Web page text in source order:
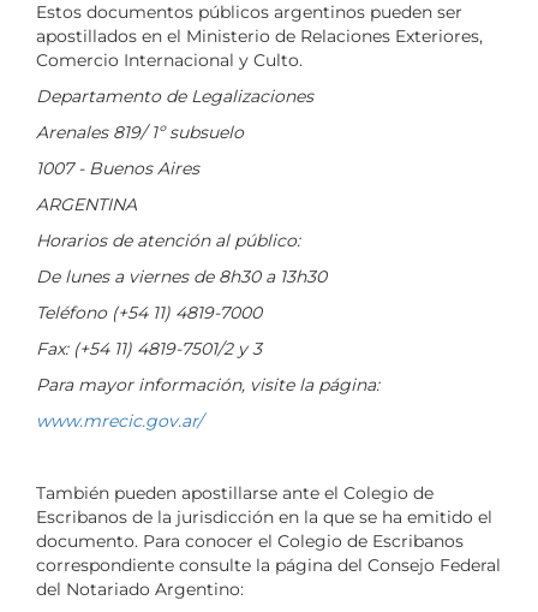
Estos documentos públicos argentinos pueden ser
apostillados en el Ministerio de Relaciones Exteriores,
Comercio Internacional y Culto.
Departamento de Legalizaciones
Arenales 819/ 1º subsuelo
1007 - Buenos Aires
ARGENTINA
Horarios de atención al público:
De lunes a viernes de 8h30 a 13h30
Teléfono (+54 11) 4819-7000
Fax: (+54 11) 4819-7501/2 y 3
Para mayor información, visite la página:
www.mrecic.gov.ar/
También pueden apostillarse ante el Colegio de
Escribanos de la jurisdicción en la que se ha emitido el
documento. Para conocer el Colegio de Escribanos
correspondiente consulte la página del Consejo Federal
del Notariado Argentino: